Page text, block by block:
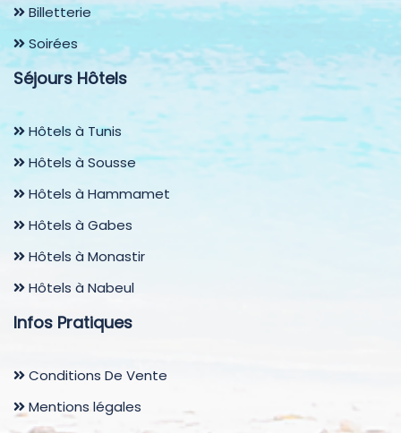
Billetterie
Soirées
Séjours Hôtels
Hôtels à Tunis
Hôtels à Sousse
Hôtels à Hammamet
Hôtels à Gabes
Hôtels à Monastir
Hôtels à Nabeul
Infos Pratiques
Conditions De Vente
Mentions légales